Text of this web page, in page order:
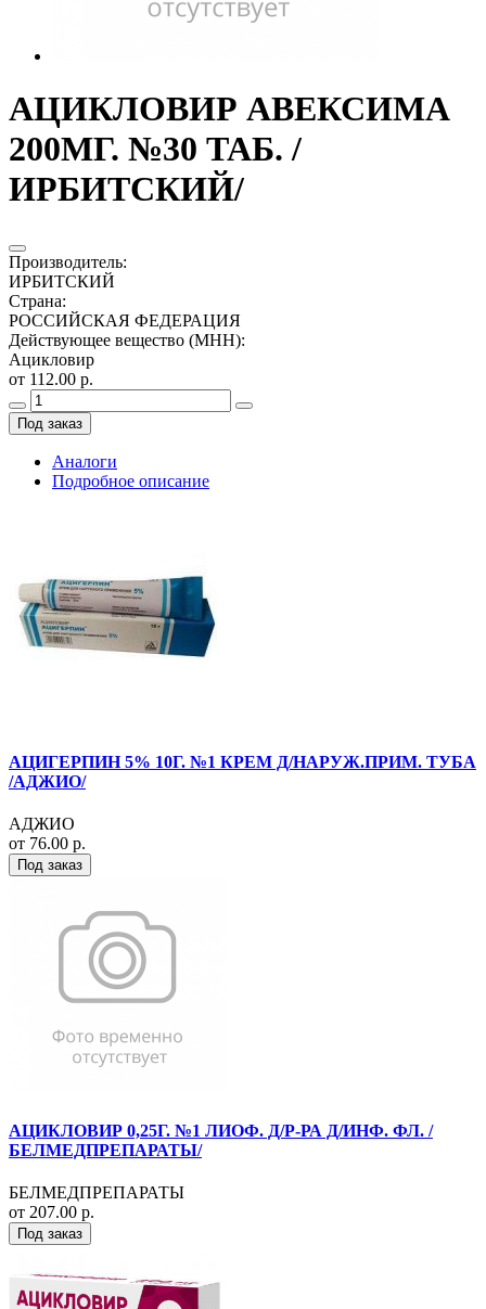
АЦИКЛОВИР АВЕКСИМА
200МГ. №30 ТАБ. /
ИРБИТСКИЙ/
Производитель:
ИРБИТСКИЙ
Страна:
РОССИЙСКАЯ ФЕДЕРАЦИЯ
Действующее вещество (МНН):
Ацикловир
от 112.00 р.
Под заказ
Аналоги
Подробное описание
АЦИГЕРПИН 5% 10Г. №1 КРЕМ Д/НАРУЖ.ПРИМ. ТУБА
/АДЖИО/
АДЖИО
от 76.00 р.
Под заказ
АЦИКЛОВИР 0,25Г. №1 ЛИОФ. Д/Р-РА Д/ИНФ. ФЛ. /
БЕЛМЕДПРЕПАРАТЫ/
БЕЛМЕДПРЕПАРАТЫ
от 207.00 р.
Под заказ